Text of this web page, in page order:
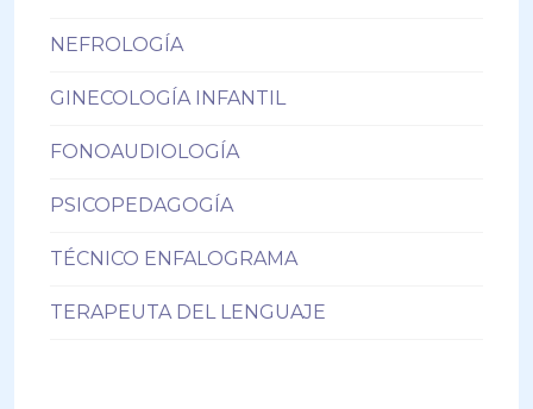
NEFROLOGÍA
GINECOLOGÍA INFANTIL
FONOAUDIOLOGÍA
PSICOPEDAGOGÍA
TÉCNICO ENFALOGRAMA
TERAPEUTA DEL LENGUAJE